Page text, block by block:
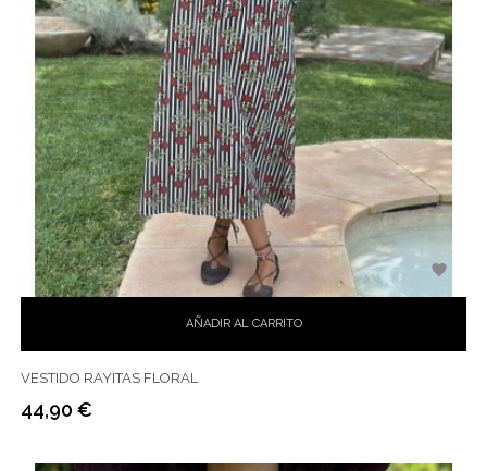
AÑADIR AL CARRITO

VESTIDO RAYITAS FLORAL
Precio
44,90 €